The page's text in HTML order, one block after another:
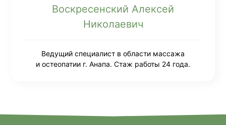
Воскресенский Алексей
Николаевич
Ведущий специалист в области массажа
и остеопатии г. Анапа. Стаж работы 24 года.